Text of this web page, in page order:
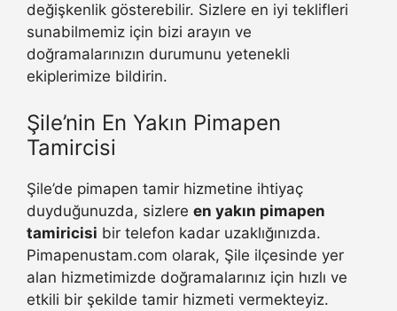
değişkenlik gösterebilir. Sizlere en iyi teklifleri
sunabilmemiz için bizi arayın ve
doğramalarınızın durumunu yetenekli
ekiplerimize bildirin.
Şile’nin En Yakın Pimapen
Tamircisi
Şile’de pimapen tamir hizmetine ihtiyaç
duyduğunuzda, sizlere en yakın pimapen
tamiricisi bir telefon kadar uzaklığınızda.
Pimapenustam.com olarak, Şile ilçesinde yer
alan hizmetimizde doğramalarınız için hızlı ve
etkili bir şekilde tamir hizmeti vermekteyiz.